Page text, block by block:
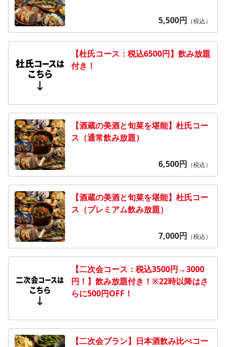
5,500円 （税込）
【杜氏コース：税込6500円】飲み放題
付き！
【酒蔵の美酒と旬菜を堪能】杜氏コー
ス（通常飲み放題）
6,500円 （税込）
【酒蔵の美酒と旬菜を堪能】杜氏コー
ス（プレミアム飲み放題）
7,000円 （税込）
【二次会コース：税込3500円→3000
円！】飲み放題付き！※22時以降はさ
らに500円OFF！
【二次会プラン】日本酒飲み比べコー